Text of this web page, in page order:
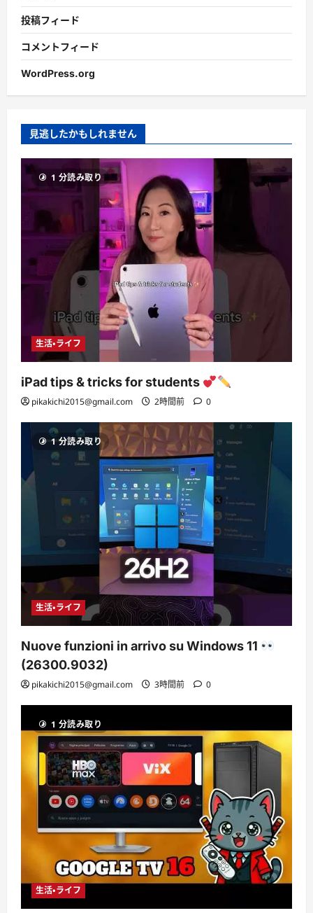
投稿フィード
コメントフィード
WordPress.org
見逃したかもしれません
1 分読み取り
生活・ライフ
iPad tips & tricks for students
pikakichi2015@gmail.com 2時間前 0
1 分読み取り
生活・ライフ
Nuove funzioni in arrivo su Windows 11
(26300.9032)
pikakichi2015@gmail.com 3時間前 0
1 分読み取り
生活・ライフ